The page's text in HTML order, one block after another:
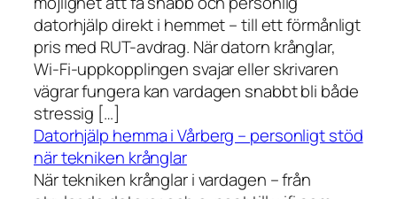
datorhjälp direkt i hemmet – till ett förmånligt
pris med RUT-avdrag. När datorn krånglar,
Wi-Fi-uppkopplingen svajar eller skrivaren
vägrar fungera kan vardagen snabbt bli både
stressig […]
Datorhjälp hemma i Vårberg – personligt stöd
när tekniken krånglar
När tekniken krånglar i vardagen – från